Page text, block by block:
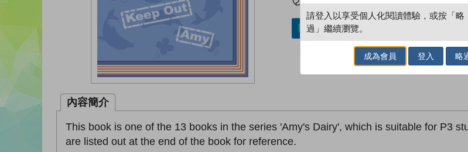
加入／閱讀電子書
內容簡介
This book is one of the 13 books in the series 'Amy's Dairy', which is suitable for P3
are listed out at the end of the book for reference.
請登入以享受個人化閱讀體驗，或按「略
過」繼續瀏覽。
成為會員 登入 略